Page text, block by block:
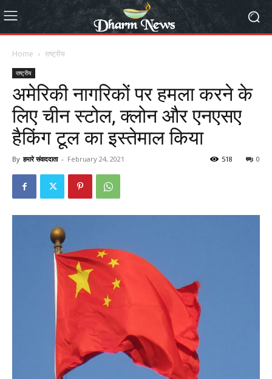
Home राष्ट्रीय
राष्ट्रीय
अमेरिकी नागरिकों पर हमला करने के
लिए चीन स्टोल, क्लोन और एनएसए
हैकिंग टूल का इस्तेमाल किया
By हमारे संवाददाता - February 24, 2021 0
518